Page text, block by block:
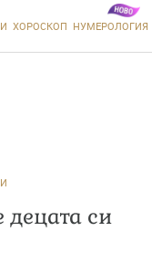
ХОРОСКОП НУМЕРОЛОГИЯ
си